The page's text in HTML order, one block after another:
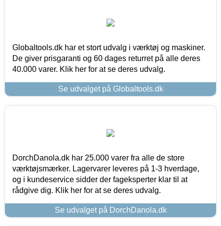
Globaltools.dk har et stort udvalg i værktøj og maskiner.
De giver prisgaranti og 60 dages returret på alle deres
40.000 varer. Klik her for at se deres udvalg.
Se udvalget på Globaltools.dk
DorchDanola.dk har 25.000 varer fra alle de store
værktøjsmærker. Lagervarer leveres på 1-3 hverdage,
og i kundeservice sidder der fageksperter klar til at
rådgive dig. Klik her for at se deres udvalg.
Se udvalget på DorchDanola.dk